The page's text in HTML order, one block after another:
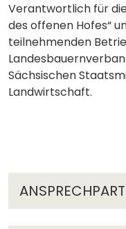
Verantwortlich für
des offenen Hofes“
teilnehmenden
Sächsischen
Landwirtschaft.